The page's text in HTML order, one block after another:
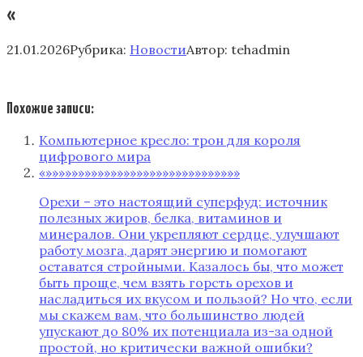
«
21.01.2026Рубрика: НовостиАвтор: tehadmin
Похожие записи:
Компьютерное кресло: трон для короля
цифрового мира
«»»»»»»»»»»»»»»»»»»»»»»»»»»»»»»
Орехи – это настоящий суперфуд: источник
полезных жиров, белка, витаминов и
минералов. Они укрепляют сердце, улучшают
работу мозга, дарят энергию и помогают
оставатся стройными. Казалось бы, что может
быть проще, чем взять горсть орехов и
насладиться их вкусом и пользой? Но что, если
мы скажем вам, что большинство людей
упускают до 80% их потенциала из-за одной
простой, но критически важной ошибки?